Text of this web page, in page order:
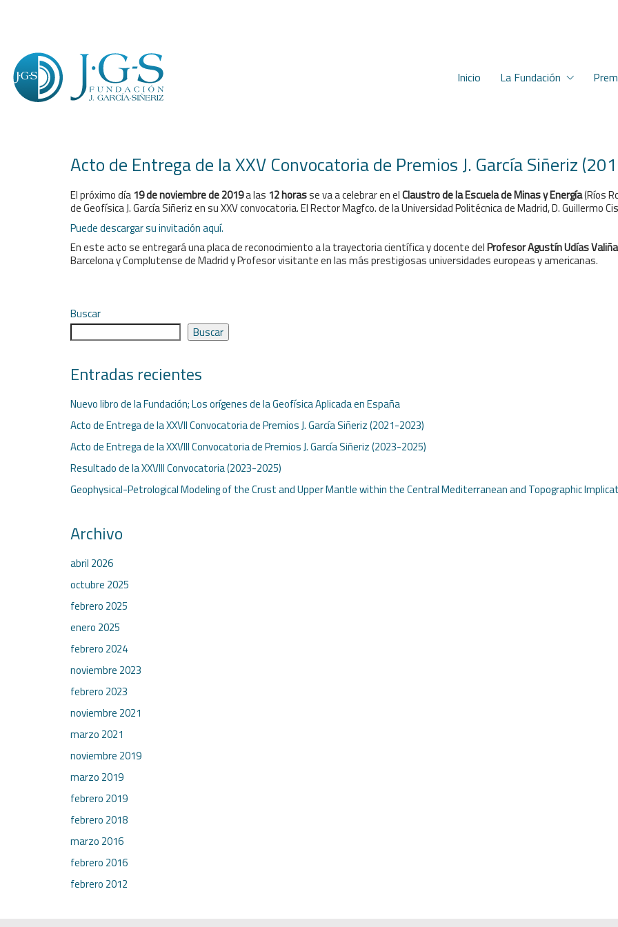
Inicio La Fundación
Acto de Entrega de la XXV Convocatoria de Premios J. García Siñeriz
El próximo día19 de noviembre de 2019a las 12 horasse va a celebrar en elClaustro de la Escuela de Minas y Energía(Ríos
de Geofísica J. García Siñeriz en su XXV convocatoria. El Rector Magfco. de la Universidad Politécnica de Madrid, D. Guillermo
Puede descargar su invitación aquí.
En este acto se entregará una placa de reconocimiento a la trayectoria científica y docente delProfesor Agustín Udías
Barcelona y Complutense de Madrid y Profesor visitante en las más prestigiosas universidades europeas y americanas.
Buscar
Buscar
Entradas recientes
Nuevo libro de la Fundación; Los orígenes de la Geofísica Aplicada en España
Acto de Entrega de la XXVII Convocatoria de Premios J. García Siñeriz (2021-2023)
Acto de Entrega de la XXVIII Convocatoria de Premios J. García Siñeriz (2023-2025)
Resultado de la XXVIII Convocatoria (2023-2025)
Geophysical-Petrological Modeling of the Crust and Upper Mantle within the Central Mediterranean and Topographic
Archivo
abril 2026
octubre 2025
febrero 2025
enero 2025
febrero 2024
noviembre 2023
febrero 2023
noviembre 2021
marzo 2021
noviembre 2019
marzo 2019
febrero 2019
febrero 2018
marzo 2016
febrero 2016
febrero 2012